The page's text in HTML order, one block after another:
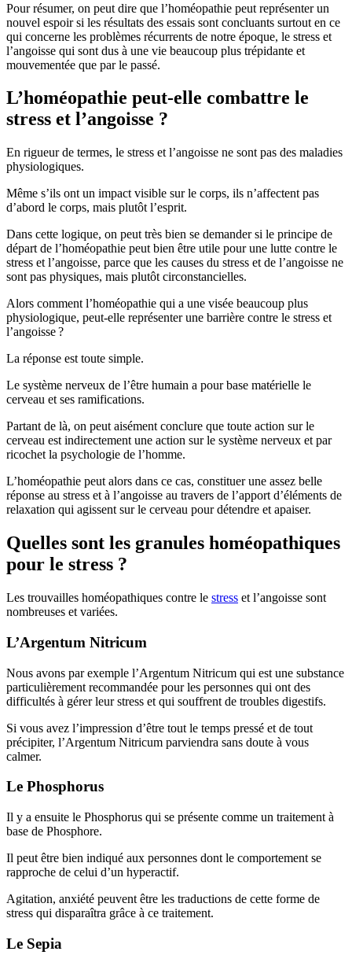
Pour résumer, on peut dire que l’homéopathie peut représenter un
nouvel espoir si les résultats des essais sont concluants surtout en ce
qui concerne les problèmes récurrents de notre époque, le stress et
l’angoisse qui sont dus à une vie beaucoup plus trépidante et
mouvementée que par le passé.
L’homéopathie peut-elle combattre le
stress et l’angoisse ?
En rigueur de termes, le stress et l’angoisse ne sont pas des maladies
physiologiques.
Même s’ils ont un impact visible sur le corps, ils n’affectent pas
d’abord le corps, mais plutôt l’esprit.
Dans cette logique, on peut très bien se demander si le principe de
départ de l’homéopathie peut bien être utile pour une lutte contre le
stress et l’angoisse, parce que les causes du stress et de l’angoisse ne
sont pas physiques, mais plutôt circonstancielles.
Alors comment l’homéopathie qui a une visée beaucoup plus
physiologique, peut-elle représenter une barrière contre le stress et
l’angoisse ?
La réponse est toute simple.
Le système nerveux de l’être humain a pour base matérielle le
cerveau et ses ramifications.
Partant de là, on peut aisément conclure que toute action sur le
cerveau est indirectement une action sur le système nerveux et par
ricochet la psychologie de l’homme.
L’homéopathie peut alors dans ce cas, constituer une assez belle
réponse au stress et à l’angoisse au travers de l’apport d’éléments de
relaxation qui agissent sur le cerveau pour détendre et apaiser.
Quelles sont les granules homéopathiques
pour le stress ?
Les trouvailles homéopathiques contre le stress et l’angoisse sont
nombreuses et variées.
L’Argentum Nitricum
Nous avons par exemple l’Argentum Nitricum qui est une substance
particulièrement recommandée pour les personnes qui ont des
difficultés à gérer leur stress et qui souffrent de troubles digestifs.
Si vous avez l’impression d’être tout le temps pressé et de tout
précipiter, l’Argentum Nitricum parviendra sans doute à vous
calmer.
Le Phosphorus
Il y a ensuite le Phosphorus qui se présente comme un traitement à
base de Phosphore.
Il peut être bien indiqué aux personnes dont le comportement se
rapproche de celui d’un hyperactif.
Agitation, anxiété peuvent être les traductions de cette forme de
stress qui disparaîtra grâce à ce traitement.
Le Sepia